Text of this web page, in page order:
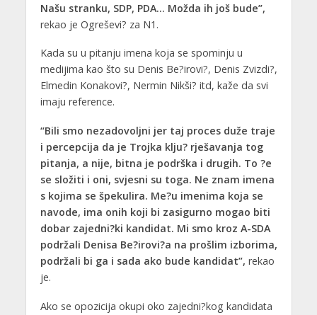
Našu stranku, SDP, PDA… Možda ih još bude”,
rekao je Ogreševi? za N1.
Kada su u pitanju imena koja se spominju u
medijima kao što su Denis Be?irovi?, Denis Zvizdi?,
Elmedin Konakovi?, Nermin Nikši? itd, kaže da svi
imaju reference.
“Bili smo nezadovoljni jer taj proces duže traje
i percepcija da je Trojka klju? rješavanja tog
pitanja, a nije, bitna je podrška i drugih. To ?e
se složiti i oni, svjesni su toga. Ne znam imena
s kojima se špekulira. Me?u imenima koja se
navode, ima onih koji bi zasigurno mogao biti
dobar zajedni?ki kandidat. Mi smo kroz A-SDA
podržali Denisa Be?irovi?a na prošlim izborima,
podržali bi ga i sada ako bude kandidat”, rekao
je.
Ako se opozicija okupi oko zajedni?kog kandidata